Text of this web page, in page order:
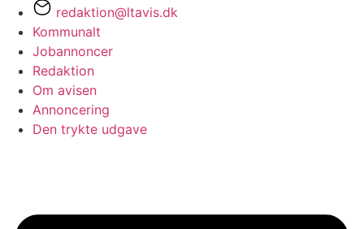
redaktion@ltavis.dk
Kommunalt
Jobannoncer
Redaktion
Om avisen
Annoncering
Den trykte udgave